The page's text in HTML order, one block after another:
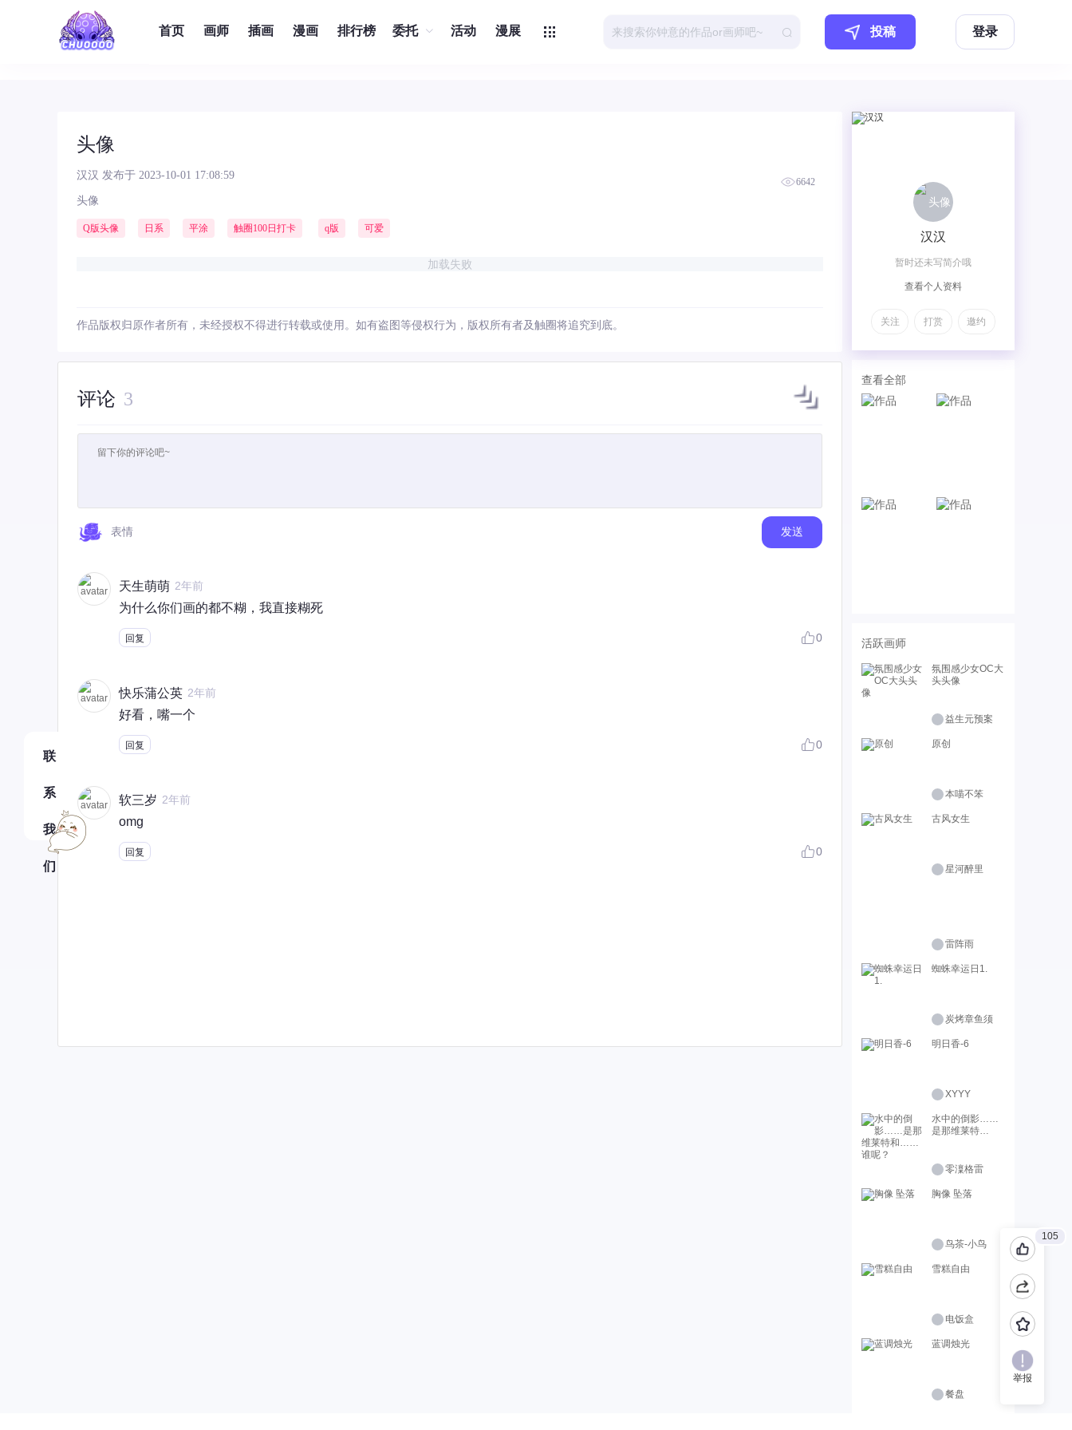
首页 画师 插画 漫画 排行榜 委托 活动 漫展 投稿 登录
头像
汉汉 发布于 2023-10-01 17:08:59
6642
头像
Q版头像 日系 平涂 触圈100日打卡 q版 可爱
加载失败
作品版权归原作者所有，未经授权不得进行转载或使用。如有盗图等侵权行为，版权所有者及触圈将追究到底。
评论 3
表情 发送
天生萌萌 2年前
为什么你们画的都不糊，我直接糊死
回复 0
快乐蒲公英 2年前
好看，嘴一个
回复 0
软三岁 2年前
omg
回复 0
汉汉
暂时还未写简介哦
查看个人资料
关注 打赏 邀约
查看全部
活跃画师
氛围感少女OC大
头头像
益生元预案
原创
本喵不笨
古风女生
星河醉里
雷阵雨
蜘蛛幸运日1.
炭烤章鱼须
明日香-6
XYYY
水中的倒影……
是那维莱特
零澟格雷
胸像 坠落
鸟茶-小鸟
雪糕自由
电饭盒
蓝调烛光
餐盘
105
举报
联
系
我
们